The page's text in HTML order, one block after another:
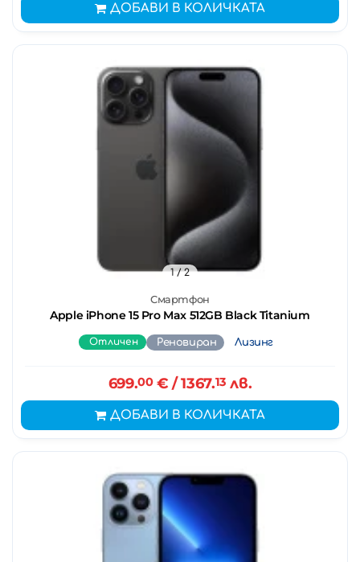
ДОБАВИ В КОЛИЧКАТА
Смартфон
Apple iPhone 15 Pro Max 512GB Black Titanium
1/ 2
Отличен Реновиран Лизинг
699.00€ / 1367.13 лв.
ДОБАВИ В КОЛИЧКАТА